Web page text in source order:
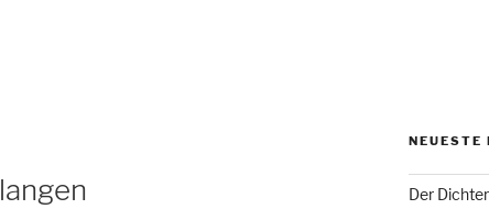
NEUESTE
Der